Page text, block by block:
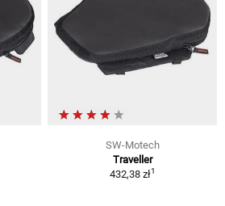
SW-Motech
Traveller
432,38 zł1